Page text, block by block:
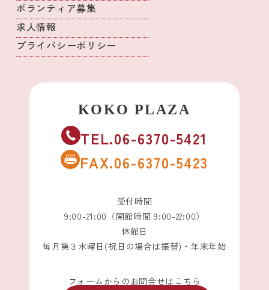
ボランティア募集
求人情報
プライバシーポリシー
TEL.06-6370-5421
FAX.06-6370-5423
受付時間
9:00-21:00（開館時間 9:00-22:00）
休館日
毎月第３水曜日(祝日の場合は振替)・年末年始
フォームからのお問合せはこちら